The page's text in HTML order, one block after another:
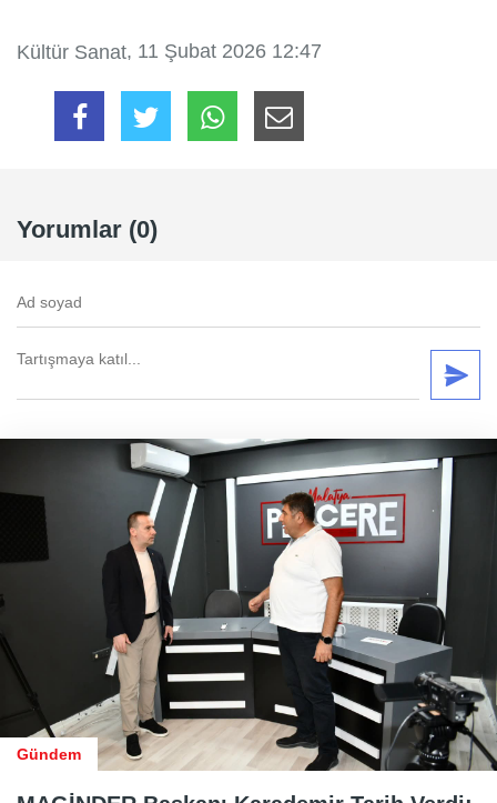
Kültür Sanat, 11 Şubat 2026 12:47
Yorumlar (0)
Gündem